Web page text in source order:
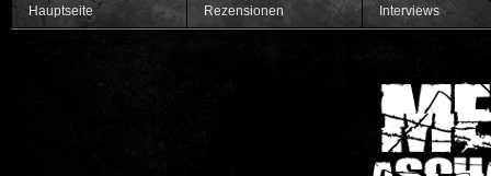
Hauptseite Rezensionen Interviews